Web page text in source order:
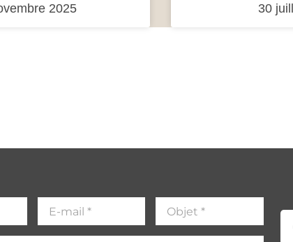
2025 30